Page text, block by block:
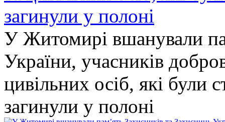
У Житомирі вшанували
України, учасників
цивільних осіб, які були
загинули у полоні